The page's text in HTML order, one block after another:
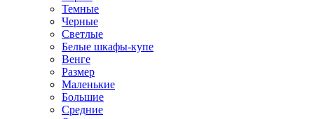
Темные
Черные
Светлые
Белые шкафы-купе
Венге
Размер
Маленькие
Большие
Средние